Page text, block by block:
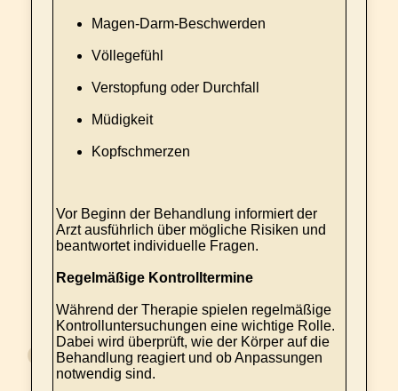
Magen-Darm-Beschwerden
Völlegefühl
Verstopfung oder Durchfall
Müdigkeit
Kopfschmerzen
Vor Beginn der Behandlung informiert der
Arzt ausführlich über mögliche Risiken und
beantwortet individuelle Fragen.
Regelmäßige Kontrolltermine
Während der Therapie spielen regelmäßige
Kontrolluntersuchungen eine wichtige Rolle.
Dabei wird überprüft, wie der Körper auf die
Behandlung reagiert und ob Anpassungen
notwendig sind.